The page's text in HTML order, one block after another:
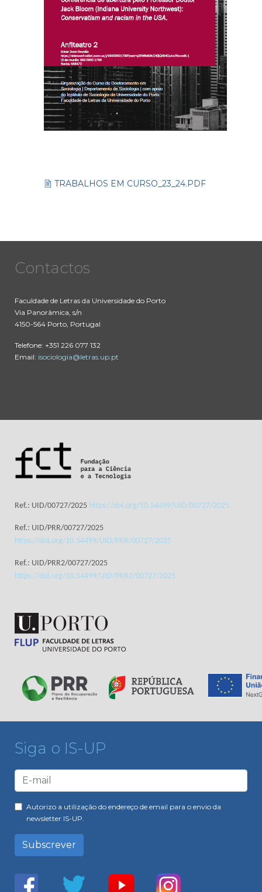
TRABALHOS EM CURSO_23_24.PDF
Contactos
Faculdade de Letras da Universidade do Porto
Via Panorâmica, s/n
4150-564 Porto, Portugal
Telefone: +351 226 077 132
Email: isociologia@letras.up.pt
Ref.: UID/00727/2025 https://doi.org/10.54499/UID/00727/2025
Ref.: UID/PRR/00727/2025
https://doi.org/10.54499/UID/PRR/00727/2025
Ref.: UID/PRR2/00727/2025
https://doi.org/10.54499/UID/PRR2/00727/2025
Siga o IS-UP
Autorizo a utilização do endereço de email para o envio da
newsletter IS-UP.